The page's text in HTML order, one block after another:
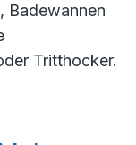
Badewannen
Tritthocker.